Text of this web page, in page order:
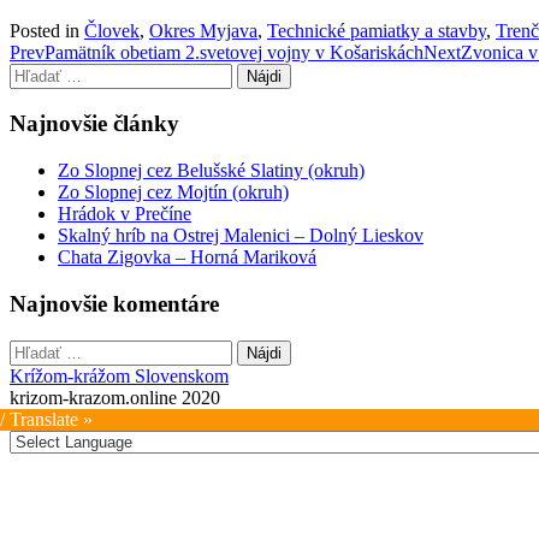
Posted in Človek, Okres Myjava, Technické pamiatky a stavby,
Post
navigation
PrevPamätník obetiam 2.svetovej vojny v KošariskáchNextZvonica
Hľadať:
Najnovšie články
Zo Slopnej cez Belušské Slatiny (okruh)
Zo Slopnej cez Mojtín (okruh)
Hrádok v Prečíne
Skalný hríb na Ostrej Malenici – Dolný Lieskov
Chata Zigovka – Horná Mariková
Najnovšie komentáre
Hľadať:
Krížom-krážom Slovenskom
krizom-krazom.online 2020
Translate »